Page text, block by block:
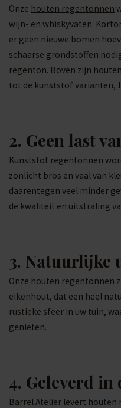
Onze houten regentonnen
wijn- en whiskyvaten.
er geen nieuwe bomen
schaarse grondstoffen
regenton. Boven zijn
tot de kunststof varianten,
2. Geen last
Kunststof regentonnen
zonlicht bros en vaal van
daarentegen veel minder
de kwaliteit en uitstraling
3. Natuurlijke
Onze houten regentonnen
eikenhout, dat een heel
rustieke sfeer in uw tuin,
genieten.
4. Geleverd in
Barrel Atelier levert houten